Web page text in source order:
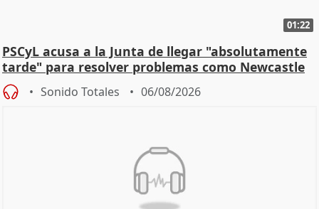
01:22
PSCyL acusa a la Junta de llegar "absolutamente
tarde" para resolver problemas como Newcastle
Sonido Totales 06/08/2026